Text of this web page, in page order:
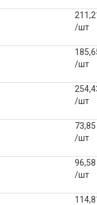
/шт
/шт
/шт
73,85
/шт
96,58
/шт